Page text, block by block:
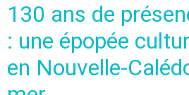
130 ans de
: une épopée
en Nouvelle-